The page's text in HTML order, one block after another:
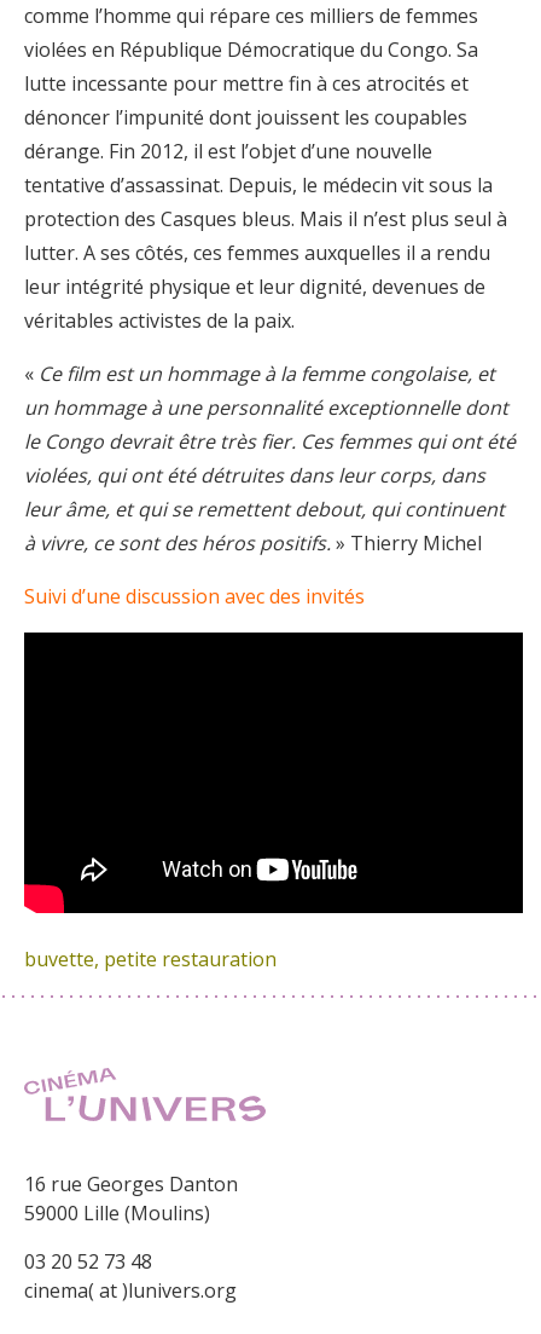
comme l’homme qui répare ces milliers de femmes
violées en République Démocratique du Congo. Sa
lutte incessante pour mettre fin à ces atrocités et
dénoncer l’impunité dont jouissent les coupables
dérange. Fin 2012, il est l’objet d’une nouvelle
tentative d’assassinat. Depuis, le médecin vit sous la
protection des Casques bleus. Mais il n’est plus seul à
lutter. A ses côtés, ces femmes auxquelles il a rendu
leur intégrité physique et leur dignité, devenues de
véritables activistes de la paix.
« Ce film est un hommage à la femme congolaise, et
un hommage à une personnalité exceptionnelle dont
le Congo devrait être très fier. Ces femmes qui ont été
violées, qui ont été détruites dans leur corps, dans
leur âme, et qui se remettent debout, qui continuent
à vivre, ce sont des héros positifs.» Thierry Michel
Suivi d’une discussion avec des invités
buvette, petite restauration
16 rue Georges Danton
59000 Lille (Moulins)
03 20 52 73 48
cinema( at )lunivers.org